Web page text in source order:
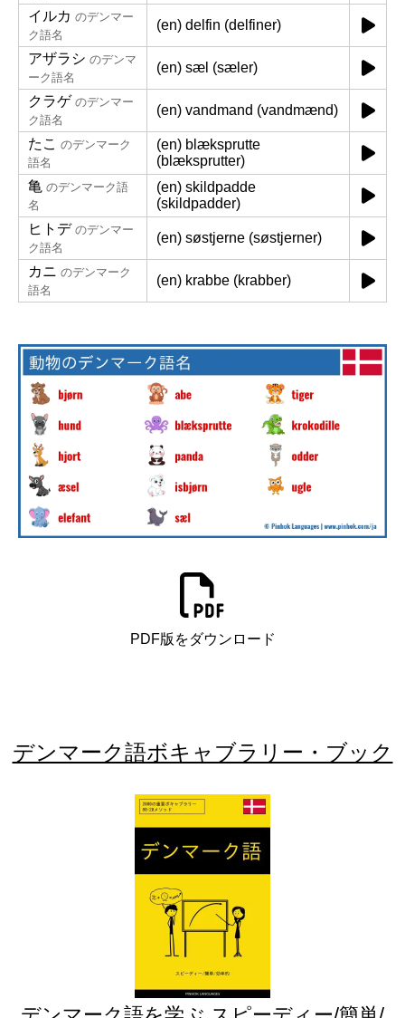
イルカ のデンマー
ク語名
(en) delfin (delfiner)
アザラシ のデンマ
ーク語名
(en) sæl (sæler)
クラゲ のデンマー
ク語名
(en) vandmand (vandmænd)
たこ のデンマーク
語名
(en) blæksprutte
(blæksprutter)
亀 のデンマーク語
名
(en) skildpadde
(skildpadder)
ヒトデ のデンマー
ク語名
(en) søstjerne (søstjerner)
カニ のデンマーク
語名
(en) krabbe (krabber)
PDF版をダウンロード
デンマーク語ボキャブラリー・ブック